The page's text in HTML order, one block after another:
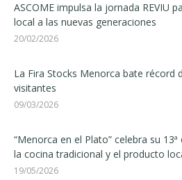
ASCOME impulsa la jornada REVIU
local a las nuevas generaciones
20/02/2026
La Fira Stocks Menorca bate récord
visitantes
09/03/2026
“Menorca en el Plato” celebra su
la cocina tradicional y el producto
19/05/2026